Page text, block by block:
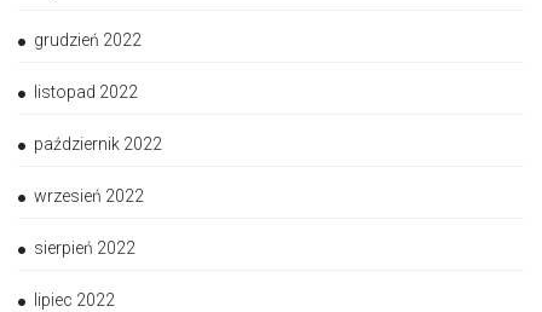
grudzień 2022
listopad 2022
październik 2022
wrzesień 2022
sierpień 2022
lipiec 2022